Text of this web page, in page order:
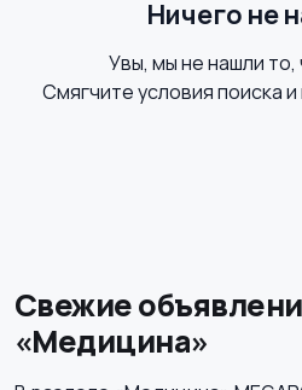
Информационные
Ничего не
Увы, мы не нашли то,
Смягчите условия поиска
Свежие
«Медицина»